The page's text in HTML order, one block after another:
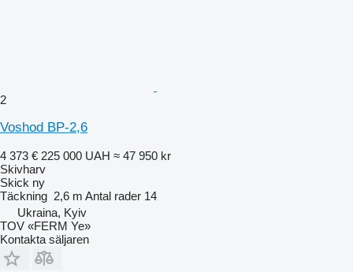
2
Voshod BP-2,6
4 373 € 225 000 UAH ≈ 47 950 kr
Skivharv
Skick ny
Täckning 2,6 m Antal rader 14
Ukraina, Kyiv
TOV «FERM Ye»
Kontakta säljaren